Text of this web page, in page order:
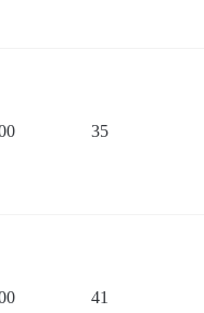
35
41